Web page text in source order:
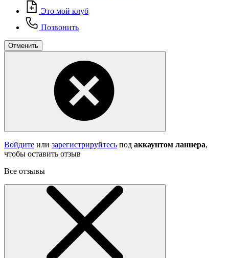
Это мой клуб
Позвонить
Отменить
Войдите или зарегистрируйтесь под аккаунтом ланнера,
чтобы оставить отзыв
Все отзывы